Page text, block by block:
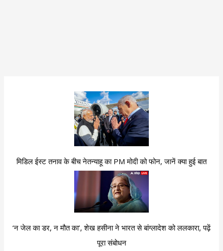
मिडिल ईस्ट तनाव के बीच नेतन्याहू का PM मोदी को फोन, जानें क्या हुई बात
‘न जेल का डर, न मौत का’, शेख हसीना ने भारत से बांग्लादेश को ललकारा, पढ़ें
पूरा संबोधन